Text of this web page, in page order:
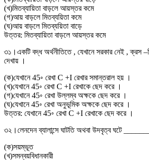
(খ)মিতব্যায়িতা বাড়লে আয়স্তর কমে
(গ)আয় বাড়লে মিতব্যয়িতা কমে
(ঘ)আয় বাড়লে মিতব্যয়িতা বাড়ে
উত্তর: মিতব্যায়িতা বাড়লে আয়স্তর কমে
৩১। একটি বদ্ধ অর্থনীতিতে , যেখানে সরকার নেই , ক্রস
দেখায় ।
(ক)যেখানে 45◦ রেখা C +I রেখার সমান্তরাল হয় ।
(খ)যেখানে 45◦ রেখা C +I রেখাকে ছেদ করে ।
(গ)যেখানে 45◦ রেখা উল্লম্ব অক্ষকে ছেদ করে ।
(ঘ)যেখানে 45◦ রেখা অনুভূমিক অক্ষকে ছেদ করে ।
উত্তর: যেখানে 45◦ রেখা C +I রেখাকে ছেদ করে ।
৩২। লেনদেন ব্যালান্সে ঘাটতি অথবা উদবৃত্ব ঘটে
(ক)সয়ম্ভূত
(খ)সমন্বয়বিধানকারী